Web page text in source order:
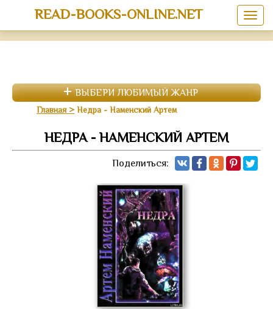
READ-BOOKS-ONLINE.NET
ВЫБЕРИ ЛЮБИМЫЙ ЖАНР
Главная Недра - Наменский Артем
НЕДРА - НАМЕНСКИЙ АРТЕМ
Поделиться: